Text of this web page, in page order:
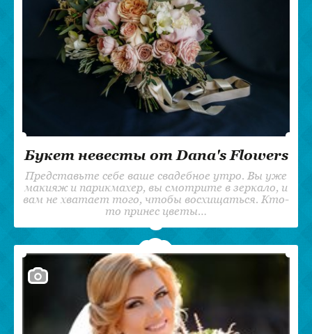
Букет невесты от Dana's Flowers
Представьте себе ваше свадебное утро. Вы уже
макияж и парикмахер, вы смотрите в зеркало, и
вам не хватает того, чтобы восхищаться. Кто-
то принес цветы…